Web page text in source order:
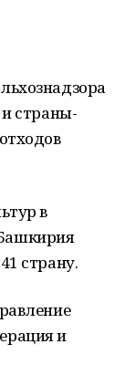
страны-
в
страну.
и